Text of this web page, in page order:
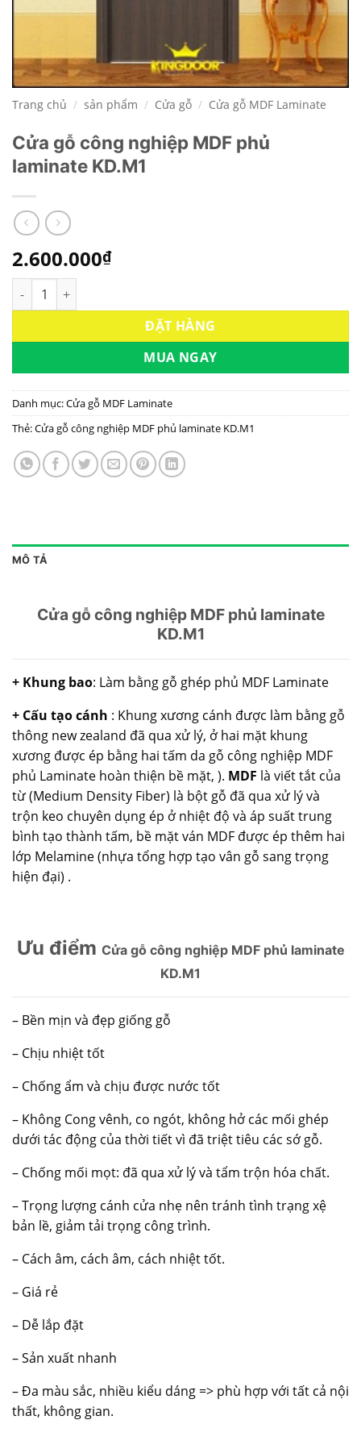
Trang chủ / sản phẩm / Cửa gỗ / Cửa gỗ MDF Laminate
Cửa gỗ công nghiệp MDF phủ
laminate KD.M1
2.600.000₫
Cửa gỗ công nghiệp MDF phủ laminate KD.M1 số lượng
ĐẶT HÀNG
MUA NGAY
Danh mục:Cửa gỗ MDF Laminate
Thẻ:Cửa gỗ công nghiệp MDF phủ laminate KD.M1
MÔ TẢ
Cửa gỗ công nghiệp MDF phủ laminate
KD.M1
+ Khung bao: Làm bằng gỗ ghép phủ MDF Laminate
+ Cấu tạo cánh : Khung xương cánh được làm bằng gỗ
thông new zealand đã qua xử lý, ở hai mặt khung
xương được ép bằng hai tấm da gỗ công nghiệp MDF
phủ Laminate hoàn thiện bề mặt, ). MDF là viết tắt của
từ (Medium Density Fiber) là bột gỗ đã qua xử lý và
trộn keo chuyên dụng ép ở nhiệt độ và áp suất trung
bình tạo thành tấm, bề mặt ván MDF được ép thêm hai
lớp Melamine (nhựa tổng hợp tạo vân gỗ sang trọng
hiện đại) .
Ưu điểm Cửa gỗ công nghiệp MDF phủ laminate
KD.M1
– Bền mịn và đẹp giống gỗ
– Chịu nhiệt tốt
– Chống ẩm và chịu được nước tốt
– Không Cong vênh, co ngót, không hở các mối ghép
dưới tác động của thời tiết vì đã triệt tiêu các sớ gỗ.
– Chống mối mọt: đã qua xử lý và tẩm trộn hóa chất.
– Trọng lượng cánh cửa nhẹ nên tránh tình trạng xệ
bản lề, giảm tải trọng công trình.
– Cách âm, cách âm, cách nhiệt tốt.
– Giá rẻ
– Dễ lắp đặt
– Sản xuất nhanh
– Đa màu sắc, nhiều kiểu dáng => phù hợp với tất cả nội
thất, không gian.